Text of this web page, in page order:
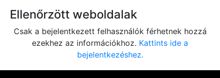
Ellenőrzött weboldalak
Csak a bejelentkezett felhasználók férhetnek hozzá
ezekhez az információkhoz. Kattints ide a
bejelentkezéshez.